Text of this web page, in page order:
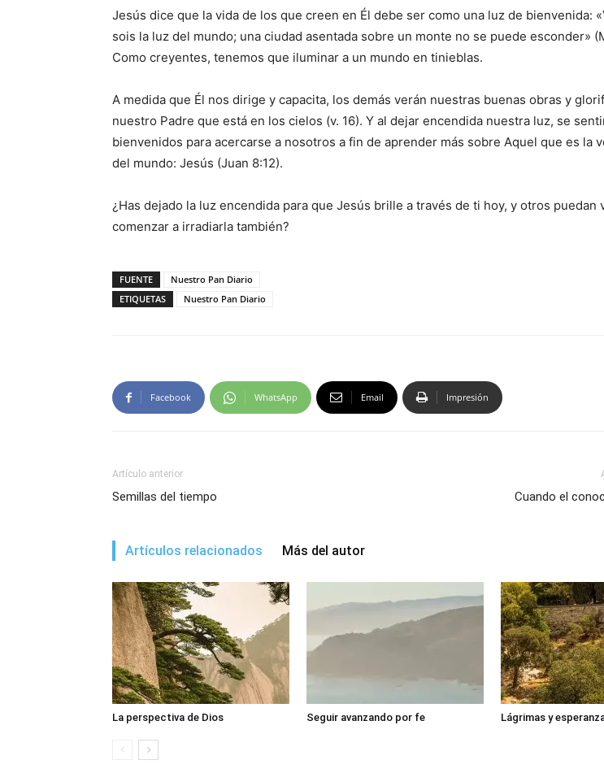
Jesús dice que la vida de los que creen en Él debe ser como una luz de bienvenida:
sois la luz del mundo; una ciudad asentada sobre un monte no se puede esconder»
Como creyentes, tenemos que iluminar a un mundo en tinieblas.
A medida que Él nos dirige y capacita, los demás verán nuestras buenas obras y
nuestro Padre que está en los cielos (v. 16). Y al dejar encendida nuestra luz, se
bienvenidos para acercarse a nosotros a fin de aprender más sobre Aquel que es la
del mundo: Jesús (Juan 8:12).
¿Has dejado la luz encendida para que Jesús brille a través de ti hoy, y otros puedan
comenzar a irradiarla también?
FUENTE
Nuestro Pan Diario
ETIQUETAS
Nuestro Pan Diario
Facebook WhatsApp Email Impresión
Artículo anterior
Semillas del tiempo Cuando el
Artículos relacionados Más del autor
La perspectiva de Dios Seguir avanzando por fe Lágrimas y